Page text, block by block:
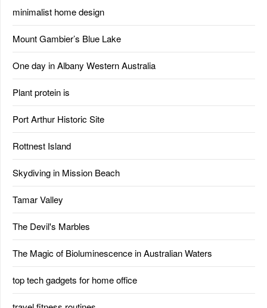
minimalist home design
Mount Gambier’s Blue Lake
One day in Albany Western Australia
Plant protein is
Port Arthur Historic Site
Rottnest Island
Skydiving in Mission Beach
Tamar Valley
The Devil's Marbles
The Magic of Bioluminescence in Australian Waters
top tech gadgets for home office